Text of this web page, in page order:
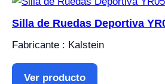
Silla de Ruedas Deportiva
Fabricante : Kalstein
Ver producto